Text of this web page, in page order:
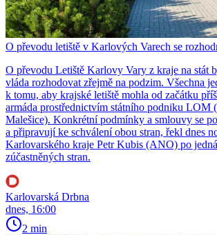
O převodu letiště v Karlových Varech se
O převodu Letiště Karlovy Vary z kraje na stát
vláda rozhodovat zřejmě na podzim. Všechna
k tomu, aby krajské letiště mohla od začátku
armáda prostřednictvím státního podniku LOM
Malešice). Konkrétní podmínky a smlouvy se
a připravují ke schválení obou stran, řekl dnes
Karlovarského kraje Petr Kubis (ANO) po
zúčastněných stran.
Karlovarská Drbna
dnes, 16:00
2 min